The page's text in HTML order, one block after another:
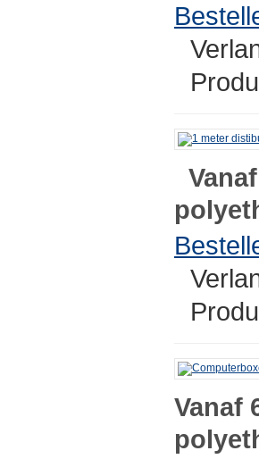
Vanaf